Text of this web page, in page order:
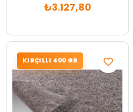
₺3.127,80
KIRÇILLI 400 GR